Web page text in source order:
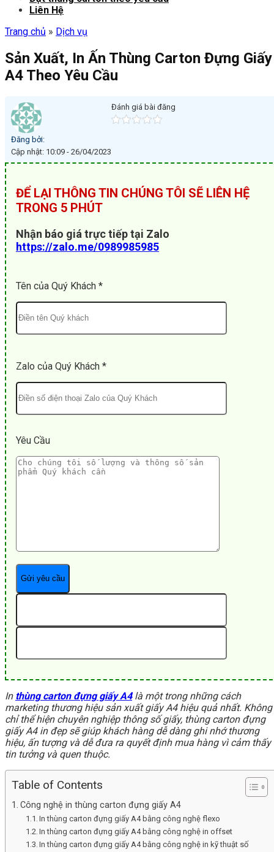
Liên Hệ
Trang chủ » Dịch vụ
Sản Xuất, In Ấn Thùng Carton Đựng Giấy
A4 Theo Yêu Cầu
Đăng bởi:
Cập nhật: 10:09 - 26/04/2023
Đánh giá bài đăng
ĐỂ LẠI THÔNG TIN CHÚNG TÔI SẼ LIÊN HỆ
TRONG 5 PHÚT
Nhận báo giá trực tiếp tại Zalo
https://zalo.me/0989985985
Tên của Quý Khách *
Zalo của Quý Khách *
Yêu Cầu
In thùng carton đựng giấy A4là một trong những cách
marketing thương hiệu sản xuất giấy A4 hiệu quả nhất. Không
chỉ thể hiện chuyên nghiệp thông số giấy, thùng carton đựng
giấy A4 in đẹp sẽ giúp khách hàng dễ dàng ghi nhớ thương
hiệu, ấn tượng và dễ đưa ra quyết định mua hàng vì cảm thấy
tin tưởng và quen thuộc.
Table of Contents
Công nghệ in thùng carton đựng giấy A4
In thùng carton đựng giấy A4 bằng công nghệ flexo
In thùng carton đựng giấy A4 bằng công nghệ in offset
In thùng carton đựng giấy A4 bằng công nghệ in kỹ thuật số